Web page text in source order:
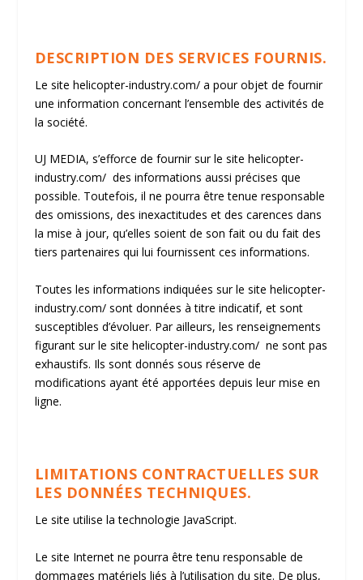
DESCRIPTION DES SERVICES FOURNIS.
Le site helicopter-industry.com/a pour objet de fournir
une information concernant l’ensemble des activités de
la société.
UJ MEDIA, s’efforce de fournir sur le site helicopter-
industry.com/des informations aussi précises que
possible. Toutefois, il ne pourra être tenue responsable
des omissions, des inexactitudes et des carences dans
la mise à jour, qu’elles soient de son fait ou du fait des
tiers partenaires qui lui fournissent ces informations.
Toutes les informations indiquées sur le site helicopter-
industry.com/sont données à titre indicatif, et sont
susceptibles d’évoluer. Par ailleurs, les renseignements
figurant sur le site helicopter-industry.com/ne sont pas
exhaustifs. Ils sont donnés sous réserve de
modifications ayant été apportées depuis leur mise en
ligne.
LIMITATIONS CONTRACTUELLES SUR
LES DONNÉES TECHNIQUES.
Le site utilise la technologie JavaScript.
Le site Internet ne pourra être tenu responsable de
dommages matériels liés à l’utilisation du site. De plus,